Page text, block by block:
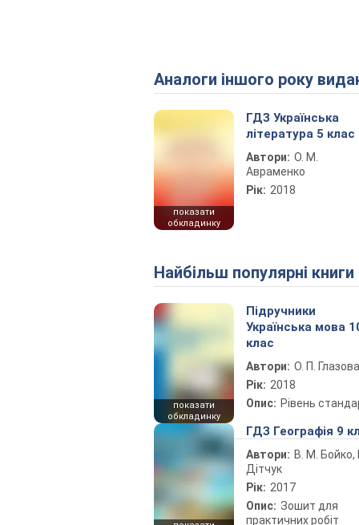
Аналоги іншого року
показати
обкладинку
ГДЗ Українська
література 5 клас
Автори: О. М.
Авраменко
Рік: 2018
Найбільш популярні книги
показати
обкладинку
Підручники
Українська мова
клас
Автори: О. П. Глазова
Рік: 2018
Опис: Рівень
ГДЗ Географія 9
Автори: В. М. Бойко,
Дітчук
Рік: 2017
Опис: Зошит для
практичних робіт